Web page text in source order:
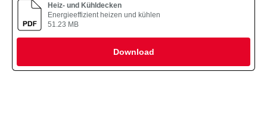
Heiz- und Kühldecken
Energieeffizient heizen und kühlen
51.23 MB
Download